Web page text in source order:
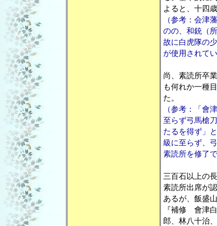
よると、十四
（参考：会津
のの、和銃（
故に白虎隊の
が使用されて
尚、素読所卒
も何れか一種
た。
（参考：「會
至らず弓馬槍
たるを得ず」
級に至らず、
素読所を修了
三百石以上の
素読所出席が
あるが、飯盛
『補修 會津
郎、林八十治